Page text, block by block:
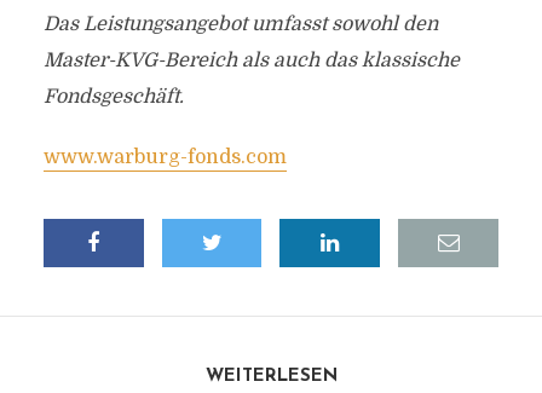
Das Leistungsangebot umfasst sowohl den
Master-KVG-Bereich als auch das klassische
Fondsgeschäft.
www.warburg-fonds.com
WEITERLESEN